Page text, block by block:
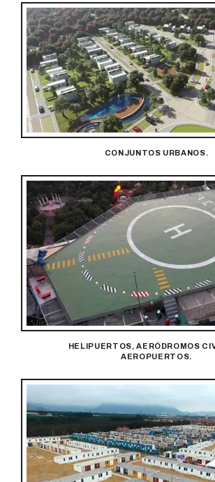
CONJUNTOS URBANOS.
HELIPUERTOS, AERÓDROMOS
AEROPUERTOS.